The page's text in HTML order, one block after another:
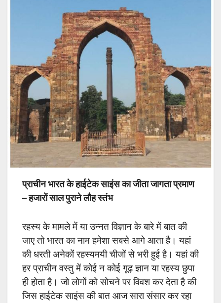
प्राचीन भारत के हाईटेक साइंस का जीता जागता प्रमाण
– हजारों साल पुराने लौह स्तंभ
रहस्य के मामले में या उन्नत विज्ञान के बारे में बात की
जाए तो भारत का नाम हमेशा सबसे आगे आता है। यहां
की धरती अनेकों रहस्यमयी चीजों से भरी हुई है। यहां की
हर प्राचीन वस्तु में कोई न कोई गूढ़ ज्ञान या रहस्य छुपा
ही होता है। जो लोगों को सोचने पर विवश कर देता है की
जिस हाईटेक साइंस की बात आज सारा संसार कर रहा